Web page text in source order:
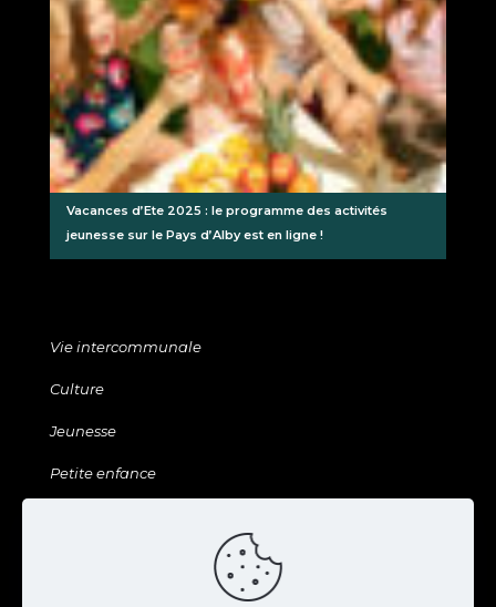
Vacances d’Ete 2025 : le programme des activités
jeunesse sur le Pays d’Alby est en ligne !
Vie intercommunale
Culture
Jeunesse
Petite enfance